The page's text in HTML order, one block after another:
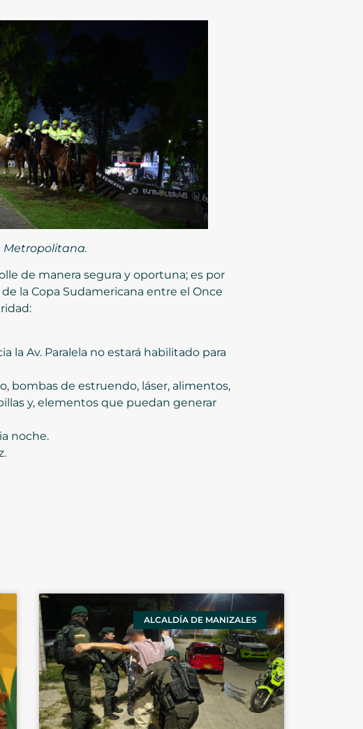
Metropolitana.
de manera segura y oportuna; es por
la Copa Sudamericana entre el Once
la Av. Paralela no estará habilitado para
bombas de estruendo, láser, alimentos,
y, elementos que puedan generar
noche.
ALCALDÍA DE MANIZALES